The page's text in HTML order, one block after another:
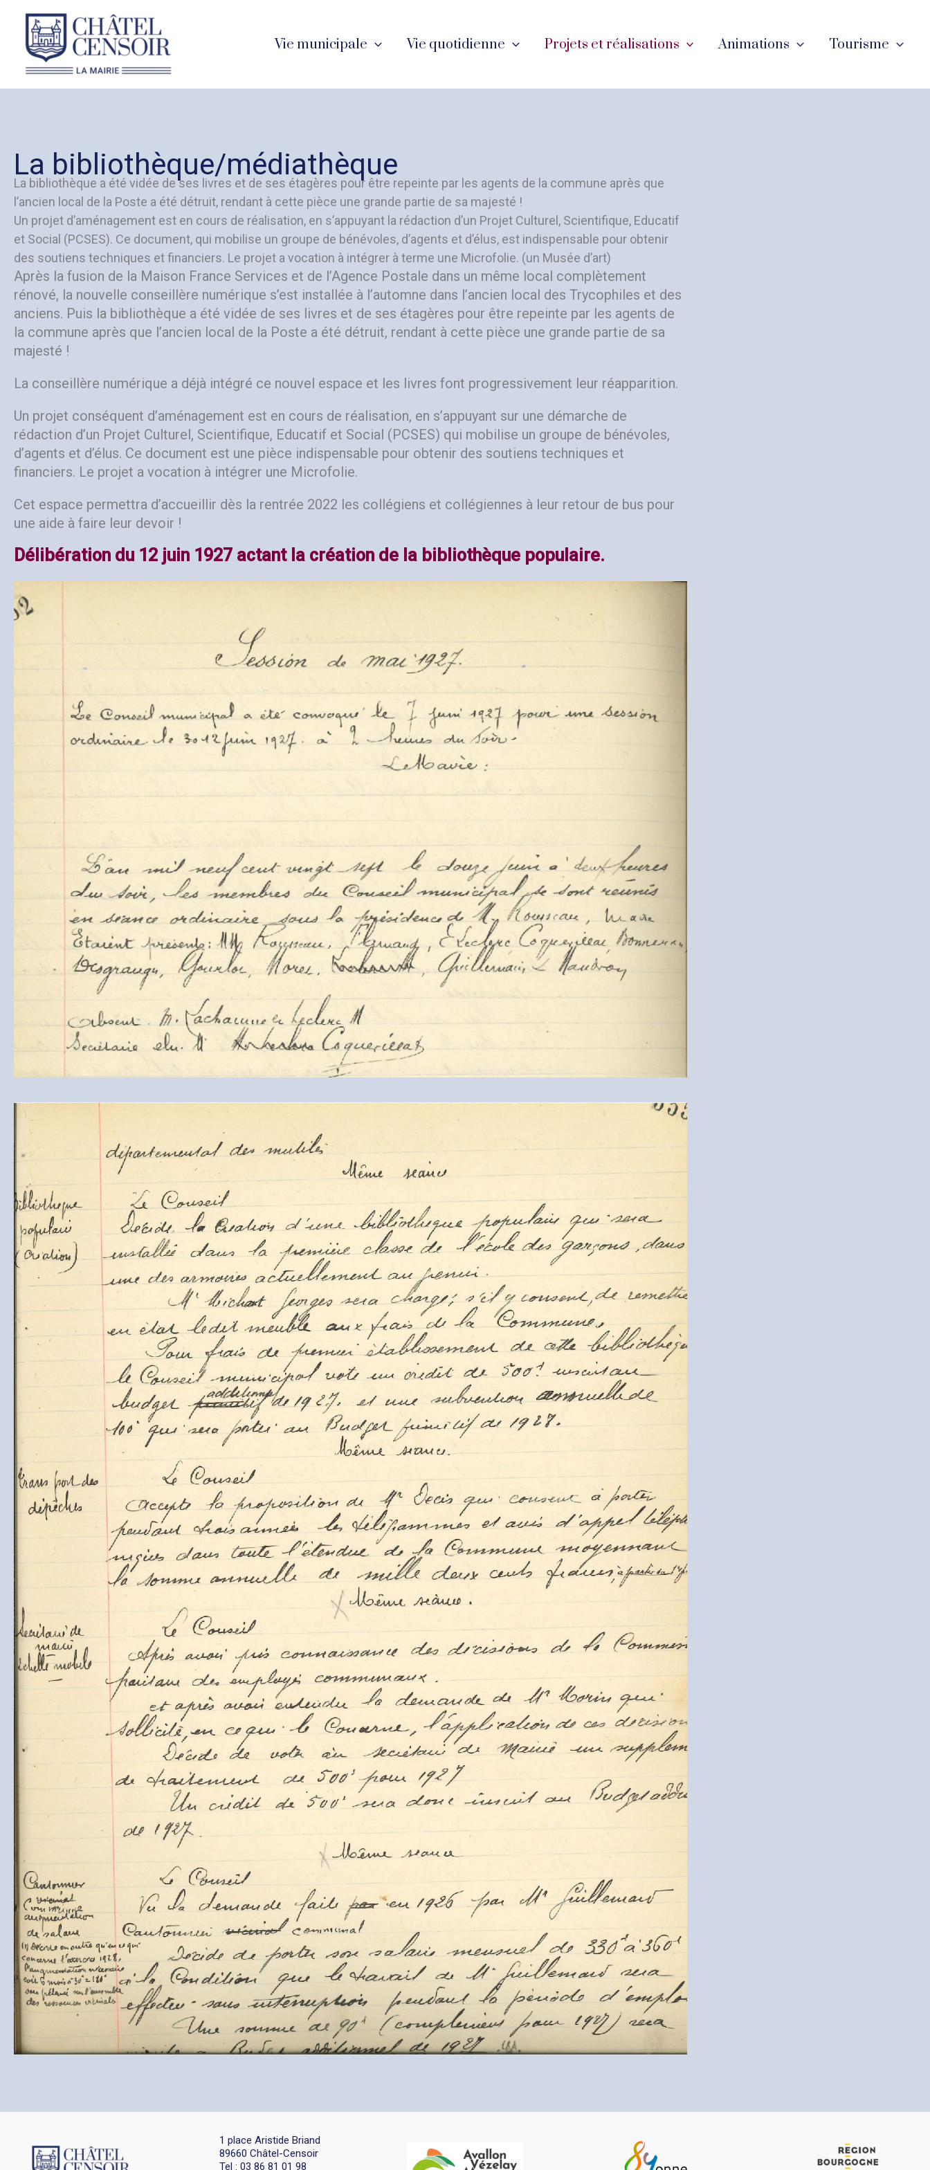
contenu
Vie municipale Vie quotidienne Projets et réalisations Animations Tourisme
La bibliothèque/médiathèque
La bibliothèque a été vidée de ses livres et de ses étagères pour être repeinte par les agents de la commune après que
l’ancien local de la Poste a été détruit, rendant à cette pièce une grande partie de sa majesté !
Un projet d’aménagement est en cours de réalisation, en s’appuyant la rédaction d’un Projet Culturel, Scientifique, Educatif
et Social (PCSES). Ce document, qui mobilise un groupe de bénévoles, d’agents et d’élus, est indispensable pour obtenir
des soutiens techniques et financiers. Le projet a vocation à intégrer à terme une Microfolie. (un Musée d’art)
Après la fusion de la Maison France Services et de l’Agence Postale dans un même local complètement
rénové, la nouvelle conseillère numérique s’est installée à l’automne dans l’ancien local des Trycophiles et des
anciens. Puis la bibliothèque a été vidée de ses livres et de ses étagères pour être repeinte par les agents de
la commune après que l’ancien local de la Poste a été détruit, rendant à cette pièce une grande partie de sa
majesté !
La conseillère numérique a déjà intégré ce nouvel espace et les livres font progressivement leur réapparition.
Un projet conséquent d’aménagement est en cours de réalisation, en s’appuyant sur une démarche de
rédaction d’un Projet Culturel, Scientifique, Educatif et Social (PCSES) qui mobilise un groupe de bénévoles,
d’agents et d’élus. Ce document est une pièce indispensable pour obtenir des soutiens techniques et
financiers. Le projet a vocation à intégrer une Microfolie.
Cet espace permettra d’accueillir dès la rentrée 2022 les collégiens et collégiennes à leur retour de bus pour
une aide à faire leur devoir !
Délibération du 12 juin 1927 actant la création de la bibliothèque populaire.
1 place Aristide Briand
89660 Châtel-Censoir
Tel : 03 86 81 01 98